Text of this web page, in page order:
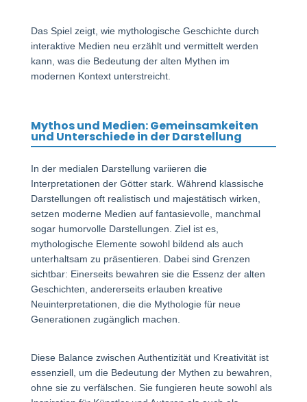
Das Spiel zeigt, wie mythologische Geschichte durch
interaktive Medien neu erzählt und vermittelt werden
kann, was die Bedeutung der alten Mythen im
modernen Kontext unterstreicht.
Mythos und Medien: Gemeinsamkeiten
und Unterschiede in der Darstellung
In der medialen Darstellung variieren die
Interpretationen der Götter stark. Während klassische
Darstellungen oft realistisch und majestätisch wirken,
setzen moderne Medien auf fantasievolle, manchmal
sogar humorvolle Darstellungen. Ziel ist es,
mythologische Elemente sowohl bildend als auch
unterhaltsam zu präsentieren. Dabei sind Grenzen
sichtbar: Einerseits bewahren sie die Essenz der alten
Geschichten, andererseits erlauben kreative
Neuinterpretationen, die die Mythologie für neue
Generationen zugänglich machen.
Diese Balance zwischen Authentizität und Kreativität ist
essenziell, um die Bedeutung der Mythen zu bewahren,
ohne sie zu verfälschen. Sie fungieren heute sowohl als